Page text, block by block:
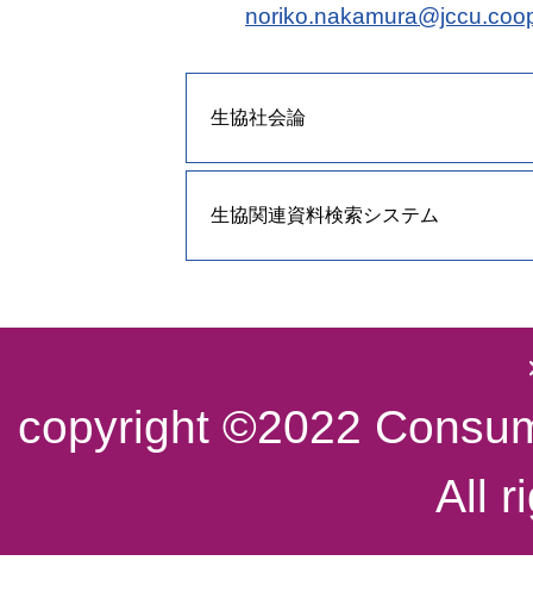
生協社会論
生協関連資料検索システム
copyright ©2022
All